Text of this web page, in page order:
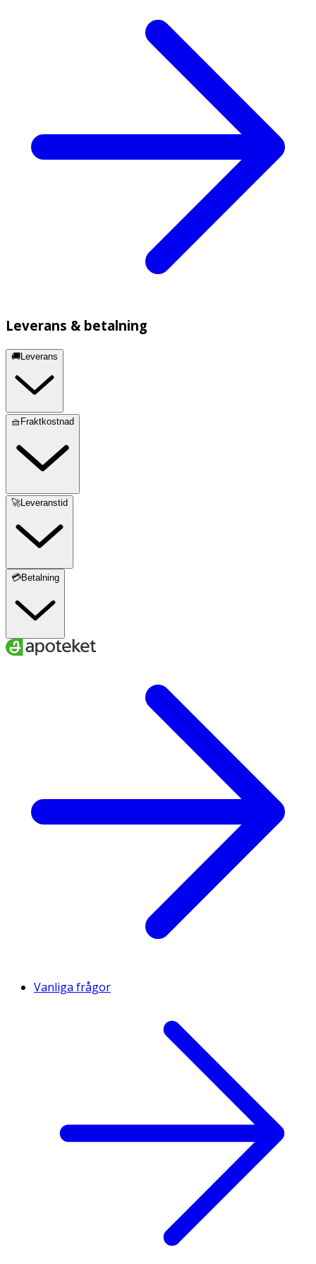
Leverans & betalning
🚚Leverans
🧺Fraktkostnad
🚀Leveranstid
💳Betalning
Vanliga frågor